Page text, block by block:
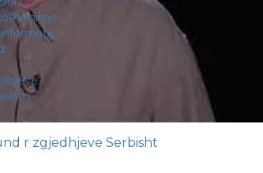
r zgjedhjeve Serbisht